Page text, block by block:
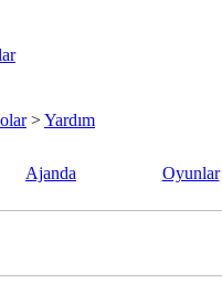
>Yardım
Ajanda Oyunlar